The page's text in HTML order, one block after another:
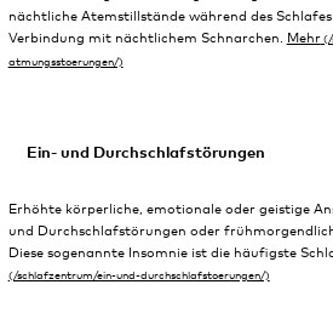
nächtliche Atemstillstände während des
Verbindung mit nächtlichem Schnarchen.
Mehr
Ein- und Durchschlafstörungen
Erhöhte körperliche, emotionale oder geistige
und Durchschlafstörungen oder
Diese sogenannte Insomnie ist die häufigste